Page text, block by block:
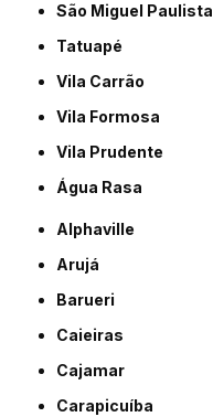
São Miguel Paulista
Tatuapé
Vila Carrão
Vila Formosa
Vila Prudente
Água Rasa
Alphaville
Arujá
Barueri
Caieiras
Cajamar
Carapicuíba